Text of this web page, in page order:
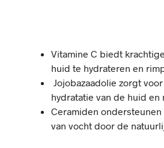
Vitamine C biedt
huid te hydrateren en
Jojobazaadolie zorgt
hydratatie van de huid
Ceramiden
van vocht door de